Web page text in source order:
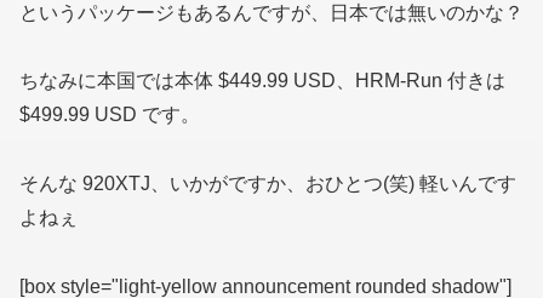
というパッケージもあるんですが、日本では無いのかな？
ちなみに本国では本体 $449.99 USD、HRM-Run 付きは
$499.99 USD です。
そんな 920XTJ、いかがですか、おひとつ(笑) 軽いんです
よねぇ
[box style="light-yellow announcement rounded shadow"]